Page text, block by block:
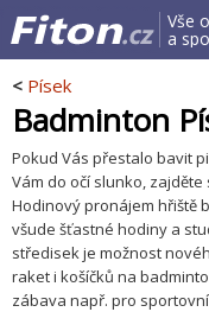
Vše
a
< Písek
Badminton
Pokud Vás přestalo bavit
Vám do očí slunko,
Hodinový pronájem hřiště
všude šťastné hodiny a
středisek je možnost
raket i košíčků na
zábava např. pro